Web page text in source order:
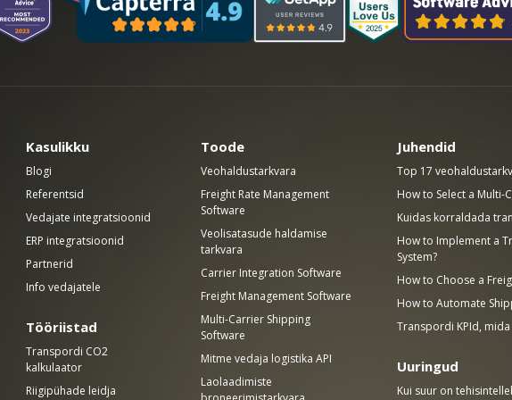
Kasulikku
Blogi
Referentsid
Vedajate integratsioonid
ERP integratsioonid
Partnerid
Info vedajatele
Tööriistad
Transpordi CO2
kalkulaator
Riigipühade leidja
Toode
Veohaldustarkvara
Freight Rate Management
Software
Veolisatasude haldamise
tarkvara
Carrier Integration Software
Freight Management Software
Multi-Carrier Shipping
Software
Mitme vedaja logistika API
Laolaadimiste
Juhendid
Top 17
How to Select a Multi-
Kuidas korraldada
How to Implement a
System?
How to Choose a
How to Automate
Transpordi KPId,
Uuringud
Kui suur on